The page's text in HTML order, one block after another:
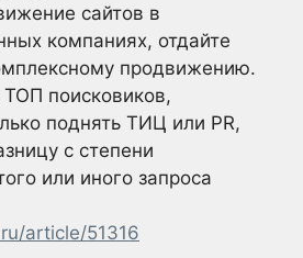
сайтов в
компаниях, отдайте
продвижению.
поисковиков,
поднять ТИЦ или PR,
с степени
или иного запроса
article/51316